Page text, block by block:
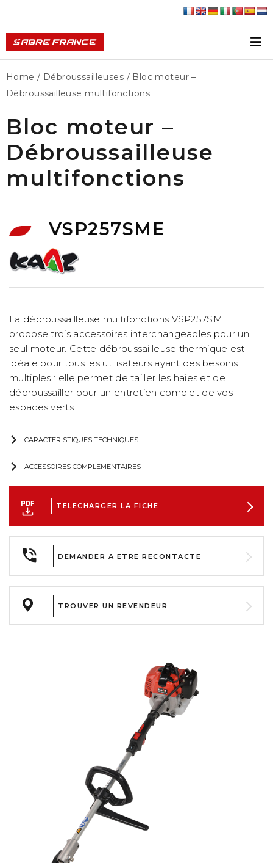
Home / Débroussailleuses / Bloc moteur –
Débroussailleuse multifonctions
Bloc moteur –
Débroussailleuse
multifonctions
VSP257SME
La débroussailleuse multifonctions VSP257SME
propose trois accessoires interchangeables pour un
seul moteur. Cette débroussailleuse thermique est
idéale pour tous les utilisateurs ayant des besoins
multiples : elle permet de tailler les haies et de
débroussailler pour un entretien complet de vos
espaces verts.
CARACTERISTIQUES TECHNIQUES
ACCESSOIRES COMPLEMENTAIRES
TELECHARGER LA FICHE
DEMANDER A ETRE RECONTACTE
TROUVER UN REVENDEUR